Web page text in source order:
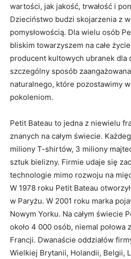
wartości, jak jakość, trwałość i
Dzieciństwo budzi skojarzenia z
pomysłowością. Dla wielu osób
bliskim towarzyszem na całe
producent kultowych ubranek dla
szczególny sposób
naturalnego, które pozostawimy
pokoleniom.
Petit Bateau to jedna z niewielu
znanych na całym świecie.
miliony T-shirtów, 3 miliony
sztuk bielizny. Firmie udaje się
technologie mimo rozwoju na
W 1978 roku Petit Bateau
w Paryżu. W 2001 roku marka
Nowym Yorku. Na całym świecie
około 4 000 osób, niemal połowa
Francji. Dwanaście oddziałów
Wielkiej Brytanii, Holandii, Belgii,